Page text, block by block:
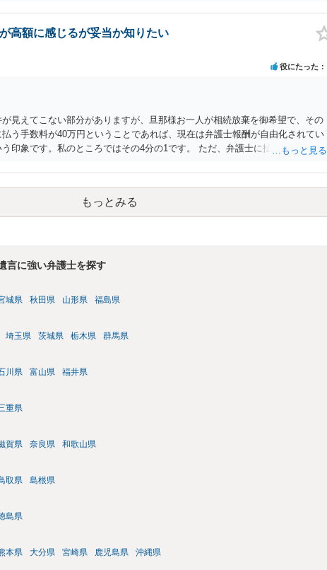
りません。その日は差支え（用事があり出席できない）との記載で十分で
ではないので、ｍｉｎｔｓでの提出の必要は無いと思います。郵送（期限ま
高額に感じるが妥当か知りたい
役にたった
見えてこない部分がありますが、旦那様お一人が相続放棄を御希望で、その
う手数料が40万円ということであれば、現在は弁護士報酬が自由化されてい
印象です。私のところではその4分の1です。 ただ、弁護士に払う手数料とは
戻して、弁護士に対する手数料ですが、旦那様の収入や財産にもよりますが、
護士との相談を予約して受任してもらうのが一番安上がりでしょう。数万円
ただ、法テラスは予約が取りづらい（希望者が多く予約できてもしばらく先に
短い熟慮期間のことを考えると、来週早々すぐにでも御連絡する方が良いで
るのであまり前向きに受けてくれないところもあるようです。 複数の法律事務
とって）、一番安いところでやってもらうことに決めれば、キューちゃんママ
とができるのではないでしょうか。 あるいは相続放棄であれば御自分でできな
の場合、かかるのは戸籍等の取得費用と印紙代だけとなります。家庭裁判所の
と共に必要な書類を確認し、印紙と共に家庭裁判所に提出して相続放棄申述受
になります。
もっとみる
言に強い弁護士を探す
城県 秋田県 山形県 福島県
埼玉県 茨城県 栃木県 群馬県
川県 富山県 福井県
重県
賀県 奈良県 和歌山県
取県 島根県
島県
本県 大分県 宮崎県 鹿児島県 沖縄県